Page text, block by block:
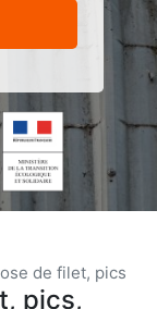
de filet, pics
pics,